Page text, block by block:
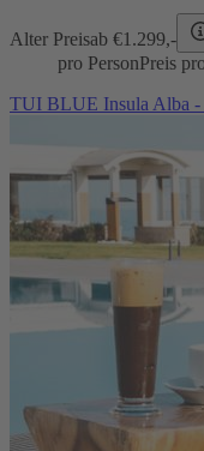
Alter Preisab €1.299,-
pro PersonPreis
TUI BLUE Insula Alba